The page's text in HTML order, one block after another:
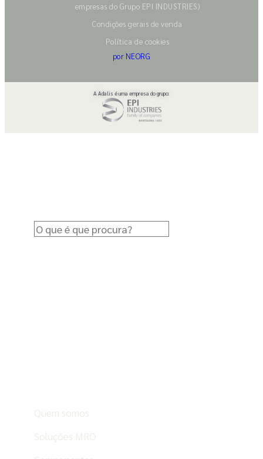
empresas do Grupo EPI INDUSTRIES)
Condições gerais de venda
Política de cookies
por NEORG
A Adalis é uma empresa do grupo: